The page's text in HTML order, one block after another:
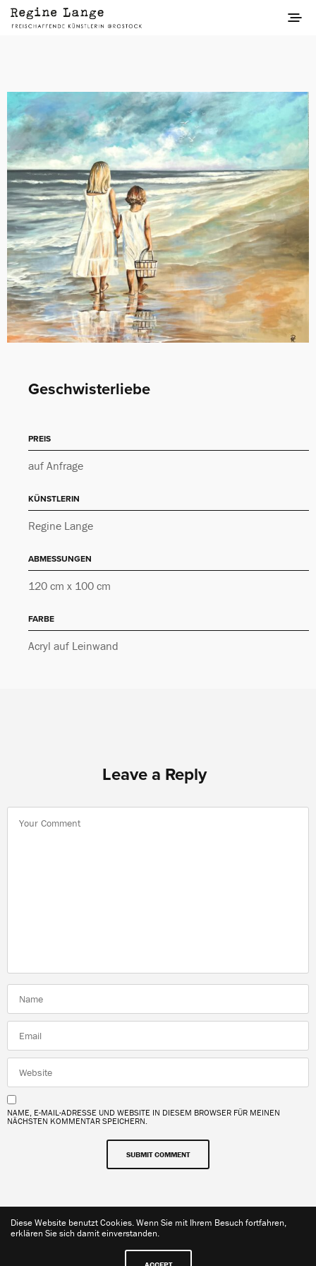
Geschwisterliebe
PREIS
auf Anfrage
KÜNSTLERIN
Regine Lange
ABMESSUNGEN
120 cm x 100 cm
FARBE
Acryl auf Leinwand
Leave a Reply
NAME, E-MAIL-ADRESSE UND WEBSITE IN DIESEM BROWSER FÜR MEINEN
NÄCHSTEN KOMMENTAR SPEICHERN.
Share
Diese Website benutzt Cookies. Wenn Sie mit Ihrem Besuch fortfahren,
erklären Sie sich damit einverstanden.